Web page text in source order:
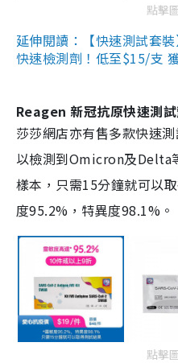
點擊
延伸閱讀：【快速測試套
快速檢測劑！低至$15/支
Reagen 新冠抗原快速測
莎莎網店亦有售多款快速
以檢測到Omicron及Delta
樣本，只需15分鐘就可以
度95.2%，特異度98.1%。
點擊